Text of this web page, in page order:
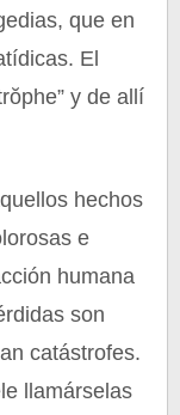
que en
El
y de allí
hechos
e
humana
son
catástrofes.
llamárselas